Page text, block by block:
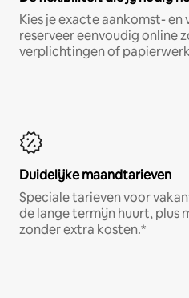
Kies je exacte aankomst-
reserveer eenvoudig online
verplichtingen of
Duidelijke maandtarieven
Speciale tarieven voor
de lange termijn huurt, plus
zonder extra kosten.*